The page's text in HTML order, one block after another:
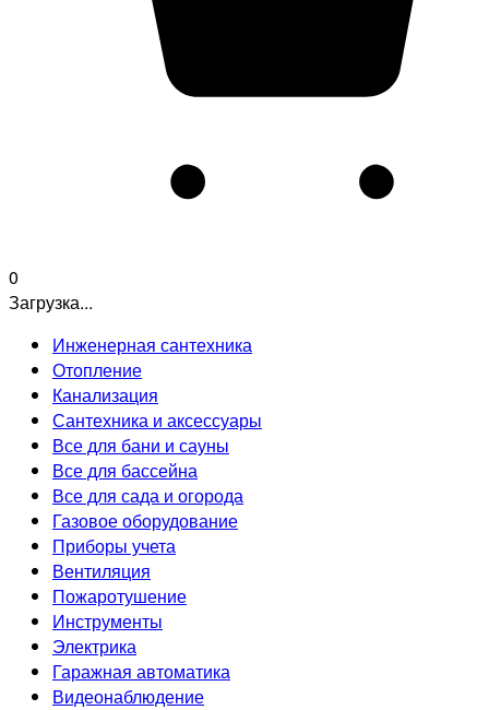
0
Загрузка...
Инженерная сантехника
Отопление
Канализация
Сантехника и аксессуары
Все для бани и сауны
Все для бассейна
Все для сада и огорода
Газовое оборудование
Приборы учета
Вентиляция
Пожаротушение
Инструменты
Электрика
Гаражная автоматика
Видеонаблюдение